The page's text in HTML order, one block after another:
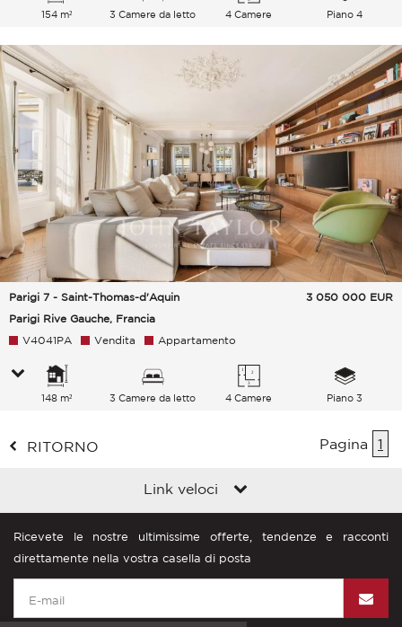
154 m² 3 Camere da letto 4 Camere Piano 4
Parigi 7 - Saint-Thomas-d'Aquin
Parigi Rive Gauche, Francia
3 050 000 EUR
V4041PA Vendita Appartamento
148 m² 3 Camere da letto 4 Camere Piano 3
RITORNO Pagina 1
Link veloci
Ricevete le nostre ultimissime offerte, tendenze e racconti
direttamente nella vostra casella di posta